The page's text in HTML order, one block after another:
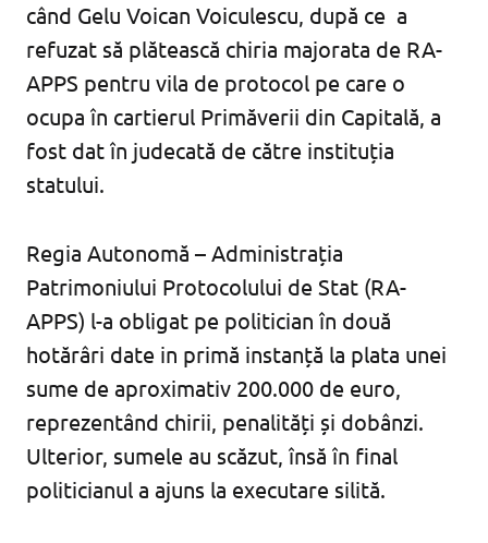
când Gelu Voican Voiculescu, după ce a
refuzat să plătească chiria majorata de RA-
APPS pentru vila de protocol pe care o
ocupa în cartierul Primăverii din Capitală, a
fost dat în judecată de către instituția
statului.
Regia Autonomă – Administrația
Patrimoniului Protocolului de Stat (RA-
APPS) l-a obligat pe politician în două
hotărâri date in primă instanță la plata unei
sume de aproximativ 200.000 de euro,
reprezentând chirii, penalități și dobânzi.
Ulterior, sumele au scăzut, însă în final
politicianul a ajuns la executare silită.